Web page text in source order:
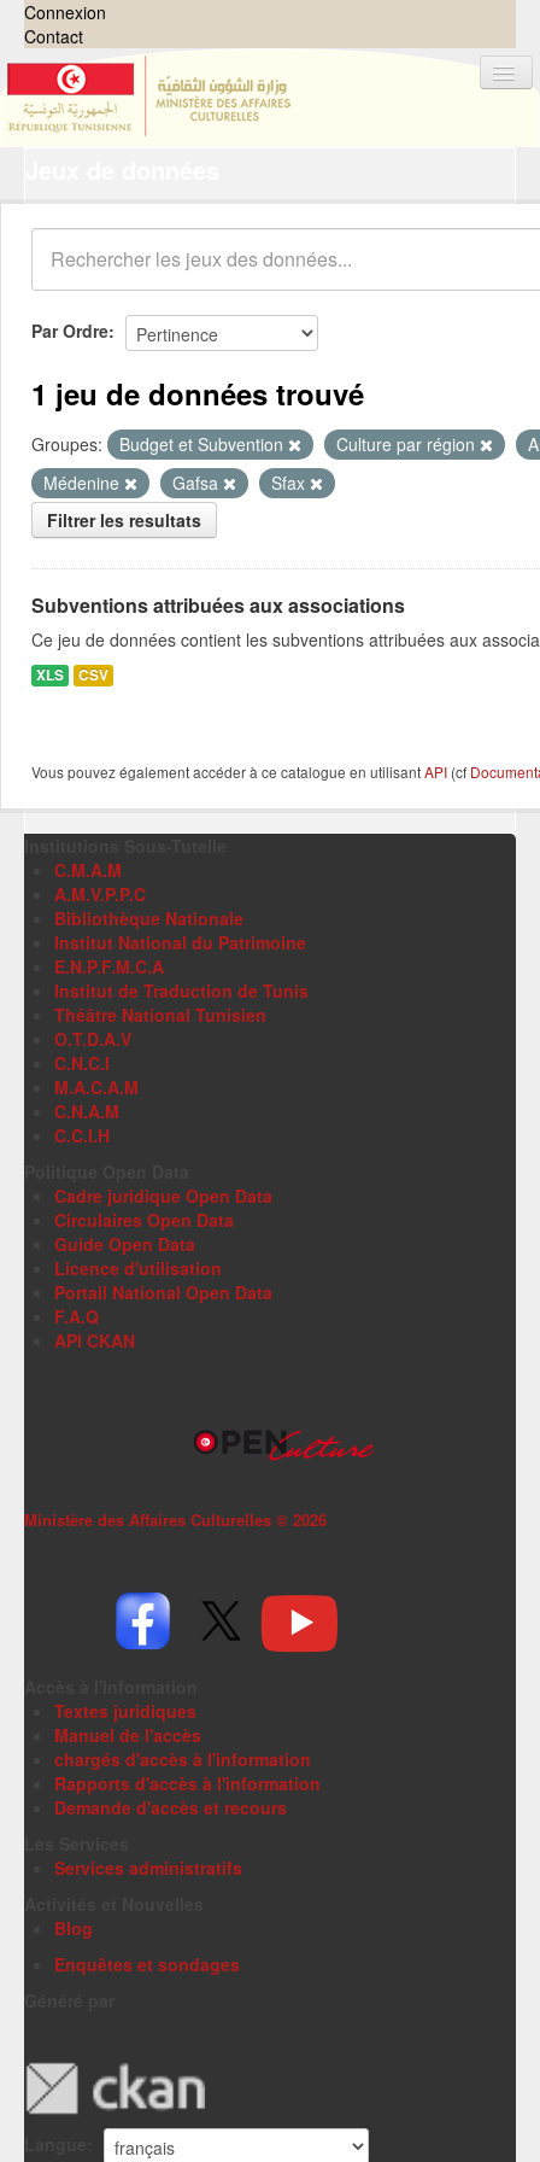
Connexion
Contact
Organisations
Groupes
Demandes 0
À propos
Par Ordre
1 jeu de données trouvé
Groupes: Budget et Subvention Culture par région
Médenine
Gafsa
Sfax
Filtrer les resultats
Subventions attribuées aux associations
Ce jeu de données contient les subventions attribuées aux
XLS CSV
Vous pouvez également accéder à ce catalogue en utilisantAPI (cf
C.M.A.M
A.M.V.P.P.C
Bibliothèque Nationale
Institut National du Patrimoine
E.N.P.F.M.C.A
Institut de Traduction de Tunis
Théâtre National Tunisien
O.T.D.A.V
C.N.C.I
M.A.C.A.M
C.N.A.M
C.C.I.H
Cadre juridique Open Data
Circulaires Open Data
Guide Open Data
Licence d'utilisation
Portail National Open Data
F.A.Q
API CKAN
Ministère des Affaires Culturelles © 2026
Textes juridiques
Manuel de l'accès
chargés d'accès à l'information
Rapports d'accès à l'information
Demande d'accès et recours
Services administratifs
Blog
Enquêtes et sondages